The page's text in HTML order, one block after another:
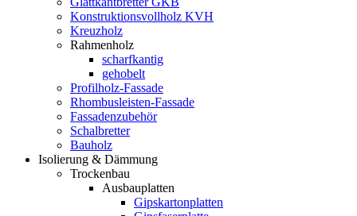
Konstruktionsvollholz KVH
Kreuzholz
Rahmenholz
scharfkantig
gehobelt
Profilholz-Fassade
Rhombusleisten-Fassade
Fassadenzubehör
Schalbretter
Bauholz
Isolierung & Dämmung
Trockenbau
Ausbauplatten
Gipskartonplatten